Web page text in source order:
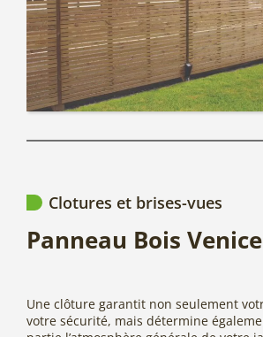
Clotures et brises-vues
Panneau Bois Venice
Une clôture garantit non seulement
votre sécurité, mais détermine